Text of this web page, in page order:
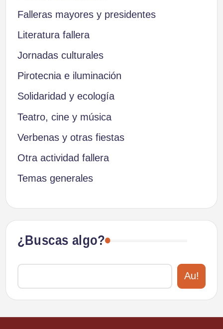
Falleras mayores y presidentes
Literatura fallera
Jornadas culturales
Pirotecnia e iluminación
Solidaridad y ecología
Teatro, cine y música
Verbenas y otras fiestas
Otra actividad fallera
Temas generales
¿Buscas algo?
Au!